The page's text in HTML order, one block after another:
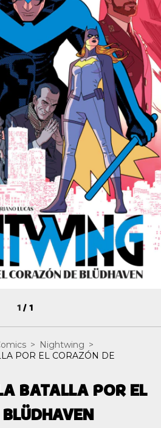
1/1
> Nightwing >
POR EL CORAZÓN DE
BATALLA POR EL